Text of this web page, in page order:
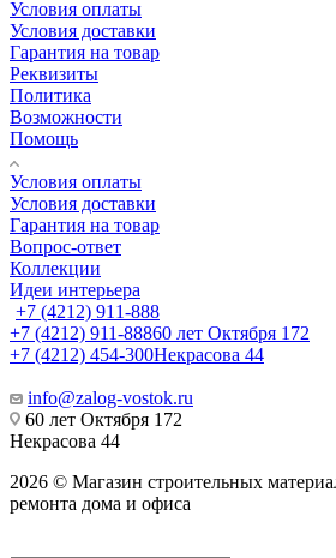
Условия оплаты
Условия доставки
Гарантия на товар
Реквизиты
Политика
Возможности
Помощь
Условия оплаты
Условия доставки
Гарантия на товар
Вопрос-ответ
Коллекции
Идеи интерьера
+7 (4212) 911-888
+7 (4212) 911-88860 лет Октября 172
+7 (4212) 454-300Некрасова 44
info@zalog-vostok.ru
60 лет Октября 172
Некрасова 44
2026 © Магазин строительных
ремонта дома и офиса